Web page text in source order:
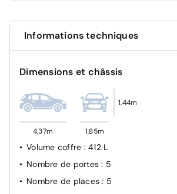
Contrôle électronique de trajectoire
Airbags (Frontaux, latéraux AV, rideaux
Informations techniques
Dimensions et châssis
4,37m 1,85m
1,44m
Volume coffre : 412 L
Nombre de portes: 5
Nombre de places: 5